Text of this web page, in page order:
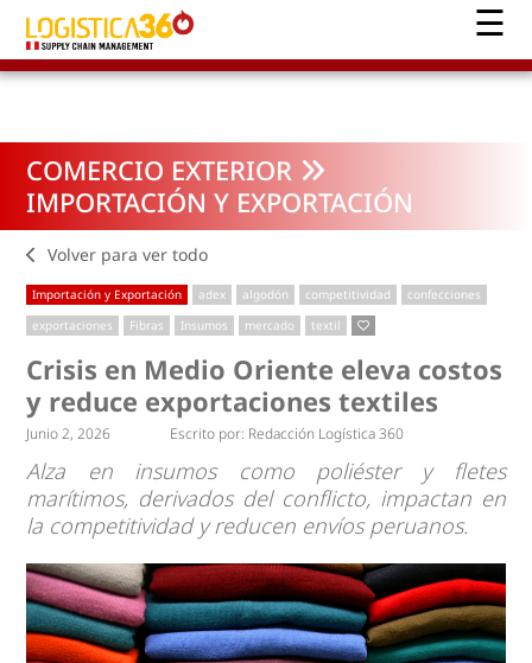
COMERCIO EXTERIOR
IMPORTACIÓN Y EXPORTACIÓN
Volver para ver todo
Importación y Exportación adex algodón competitividad
confecciones
exportaciones
Fibras Insumos mercado textil
Crisis en Medio Oriente eleva costos
y reduce exportaciones textiles
Junio 2, 2026 Escrito por: Redacción Logística 360
Alza en insumos como poliéster y fletes
marítimos, derivados del conflicto, impactan en
la competitividad y reducen envíos peruanos.